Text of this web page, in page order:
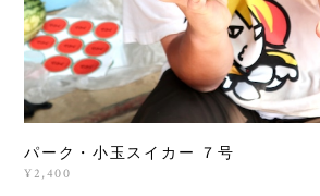
パーク・小玉スイカー ７号
¥2,400